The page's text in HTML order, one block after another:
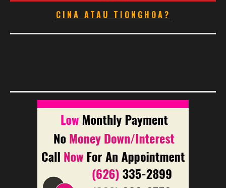
CINA ATAU TIONGHOA?